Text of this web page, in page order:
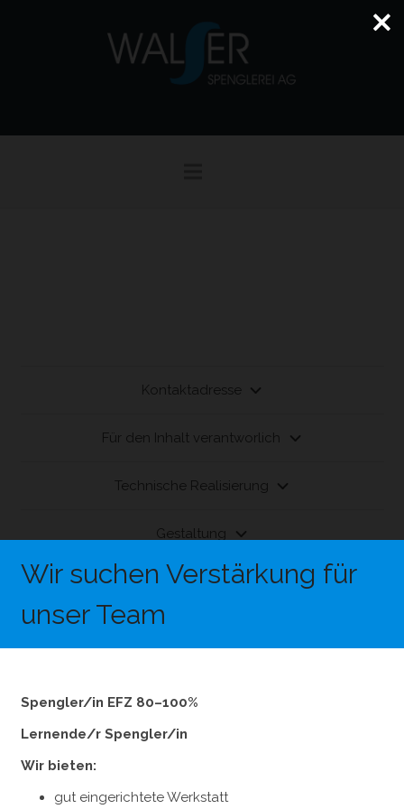
Kontaktadresse
Für den Inhalt verantworlich
Technische Realisierung
Gestaltung
Copyright & Urheberrecht
Auf der Suche nach einem hochwertigen und
Wir suchen Verstärkung für
unser Team
Spengler/in EFZ 80–100%
Lernende/r Spengler/in
Wir bieten:
gut eingerichtete Werkstatt